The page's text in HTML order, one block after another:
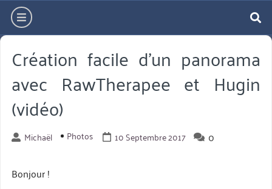
Aller
directement
au
contenu
hamburger
Création facile d’un panorama
avec RawTherapee et Hugin
(vidéo)
Michaël Photos 10 Septembre 2017 0
Bonjour !